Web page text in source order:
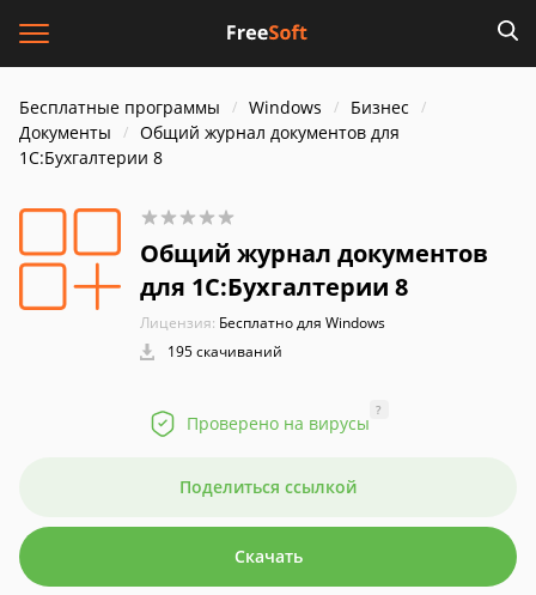
Бесплатные программы Windows
Бизнес
Документы
Общий журнал документов для
1С:Бухгалтерии 8
Общий журнал документов
для 1С:Бухгалтерии 8
Лицензия: Бесплатно для Windows
195 скачиваний
Проверено на вирусы
?
Поделиться ссылкой
Скачать